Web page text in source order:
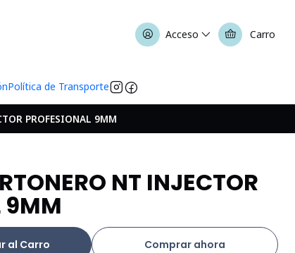
Acceso Carro
Política de Transporte
PROFESIONAL 9MM
NT INJECTOR
9MM
al Carro Comprar ahora